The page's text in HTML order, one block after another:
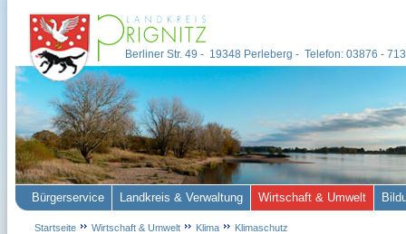
Berliner Str. 49 - 19348 Perleberg - Telefon: 03876 -
Bürgerservice Landkreis & Verwaltung Wirtschaft & Umwelt
Startseite Wirtschaft & Umwelt Klima Klimaschutz